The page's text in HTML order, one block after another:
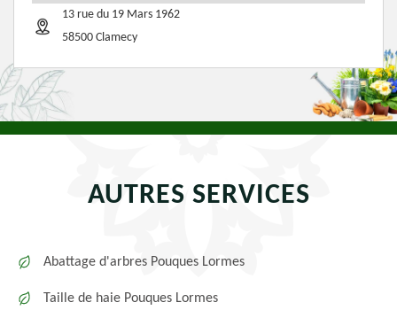
13 rue du 19 Mars 1962
58500 Clamecy
AUTRES SERVICES
Abattage d'arbres Pouques Lormes
Taille de haie Pouques Lormes